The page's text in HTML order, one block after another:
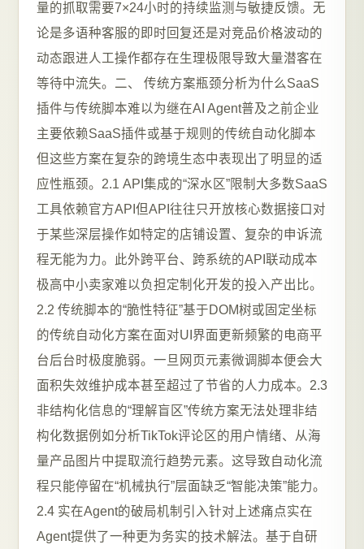
量的抓取需要7×24小时的持续监测与敏捷反馈。无
论是多语种客服的即时回复还是对竞品价格波动的
动态跟进人工操作都存在生理极限导致大量潜客在
等待中流失。二、 传统方案瓶颈分析为什么SaaS
插件与传统脚本难以为继在AI Agent普及之前企业
主要依赖SaaS插件或基于规则的传统自动化脚本
但这些方案在复杂的跨境生态中表现出了明显的适
应性瓶颈。2.1 API集成的“深水区”限制大多数SaaS
工具依赖官方API但API往往只开放核心数据接口对
于某些深层操作如特定的店铺设置、复杂的申诉流
程无能为力。此外跨平台、跨系统的API联动成本
极高中小卖家难以负担定制化开发的投入产出比。
2.2 传统脚本的“脆性特征”基于DOM树或固定坐标
的传统自动化方案在面对UI界面更新频繁的电商平
台后台时极度脆弱。一旦网页元素微调脚本便会大
面积失效维护成本甚至超过了节省的人力成本。2.3
非结构化信息的“理解盲区”传统方案无法处理非结
构化数据例如分析TikTok评论区的用户情绪、从海
量产品图片中提取流行趋势元素。这导致自动化流
程只能停留在“机械执行”层面缺乏“智能决策”能力。
2.4 实在Agent的破局机制引入针对上述痛点实在
Agent提供了一种更为务实的技术解法。基于自研